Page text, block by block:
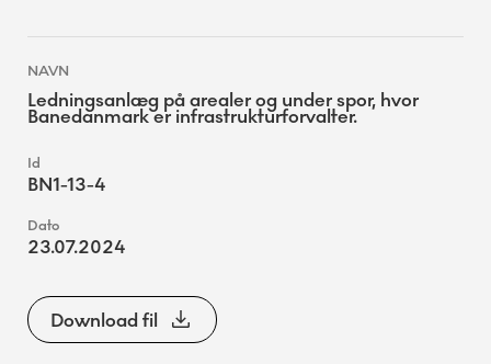
Ledningsanlæg på arealer og under spor, hvor
Banedanmark er infrastrukturforvalter.
BN1-13-4
23.07.2024
Download fil